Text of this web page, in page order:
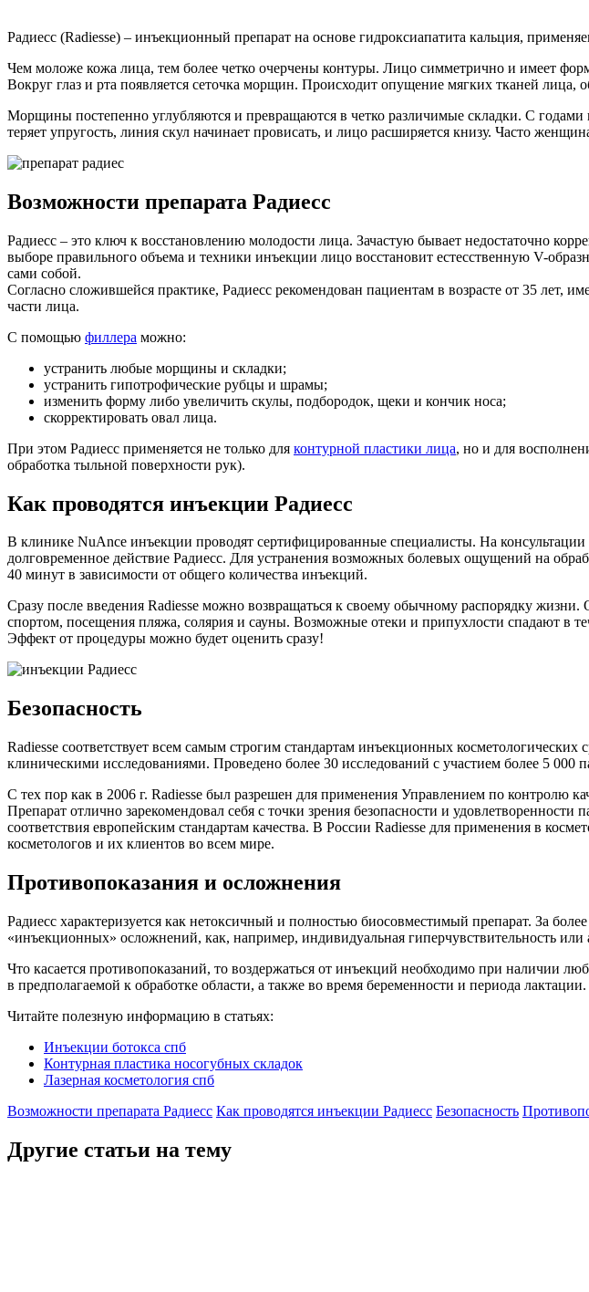
Радиесс (Radiesse) – инъекционный препарат на основе гидроксиапатита кальция,
Чем моложе кожа лица, тем более четко очерчены контуры. Лицо симметрично и имеет
Вокруг глаз и рта появляется сеточка морщин. Происходит опущение мягких тканей
Морщины постепенно углубляются и превращаются в четко различимые складки. С
теряет упругость, линия скул начинает провисать, и лицо расширяется книзу. Часто
Возможности препарата Радиесс
Радиесс – это ключ к восстановлению молодости лица. Зачастую бывает недостаточно
выборе правильного объема и техники инъекции лицо восстановит естесственную V-
сами собой.
Согласно сложившейся практике, Радиесс рекомендован пациентам в возрасте от 35
части лица.
С помощью филлера можно:
устранить любые морщины и складки;
устранить гипотрофические рубцы и шрамы;
изменить форму либо увеличить скулы, подбородок, щеки и кончик носа;
скорректировать овал лица.
При этом Радиесс применяется не только для контурной пластики лица, но и для
обработка тыльной поверхности рук).
Как проводятся инъекции Радиесс
В клинике NuAnce инъекции проводят сертифицированные специалисты. На
долговременное действие Радиесс. Для устранения возможных болевых ощущений на
40 минут в зависимости от общего количества инъекций.
Сразу после введения Radiesse можно возвращаться к своему обычному распорядку
спортом, посещения пляжа, солярия и сауны. Возможные отеки и припухлости спадают в
Эффект от процедуры можно будет оценить сразу!
Безопасность
Radiesse соответствует всем самым строгим стандартам инъекционных
клиническими исследованиями. Проведено более 30 исследований с участием более 5 000
С тех пор как в 2006 г. Radiesse был разрешен для применения Управлением по
Препарат отлично зарекомендовал себя с точки зрения безопасности и
соответствия европейским стандартам качества. В России Radiesse для применения в
косметологов и их клиентов во всем мире.
Противопоказания и осложнения
Радиесс характеризуется как нетоксичный и полностью биосовместимый препарат. За
«инъекционных» осложнений, как, например, индивидуальная гиперчувствительность или
Что касается противопоказаний, то воздержаться от инъекций необходимо при наличии
в предполагаемой к обработке области, а также во время беременности и периода лактации.
Читайте полезную информацию в статьях:
Инъекции ботокса спб
Контурная пластика носогубных складок
Лазерная косметология спб
Возможности препарата Радиесс Как проводятся инъекции Радиесс Безопасность
Другие статьи на тему